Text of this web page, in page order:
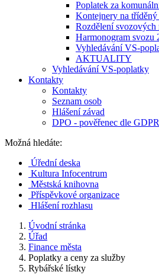
Poplatek za
Kontejnery na tříděný
Rozdělení svozových
Harmonogram svozu
Vyhledávání VS-
AKTUALITY
Vyhledávání VS-poplatky
Kontakty
Kontakty
Seznam osob
Hlášení závad
DPO - pověřenec dle GDPR
Možná hledáte:
Úřední deska
Kultura Infocentrum
Městská knihovna
Příspěvkové organizace
Hlášení rozhlasu
Úvodní stránka
Úřad
Finance města
Poplatky a ceny za služby
Rybářské lístky